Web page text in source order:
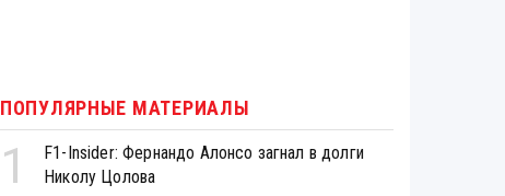
ПОПУЛЯРНЫЕ МАТЕРИАЛЫ
1
F1-Insider: Фернандо Алонсо загнал в долги
Николу Цолова